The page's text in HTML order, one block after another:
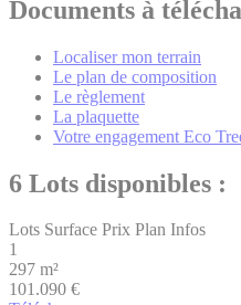
Documents à
Localiser mon terrain
Le plan de composition
Le règlement
La plaquette
Votre engagement Eco
6 Lots disponibles :
Lots Surface Prix Plan Infos
1
297 m²
101.090 €